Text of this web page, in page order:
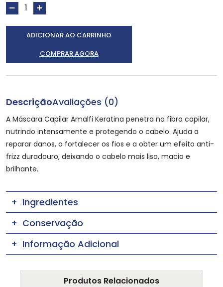
ADICIONAR AO CARRINHO
COMPRAR AGORA
DescriçãoAvaliações (0)
A Máscara Capilar Amalfi Keratina penetra na fibra capilar,
nutrindo intensamente e protegendo o cabelo. Ajuda a
reparar danos, a fortalecer os fios e a obter um efeito anti-
frizz duradouro, deixando o cabelo mais liso, macio e
brilhante.
Ingredientes
Conservação
Informação Adicional
Produtos Relacionados